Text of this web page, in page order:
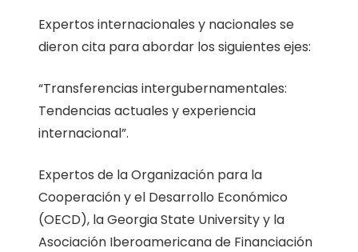
Expertos internacionales y nacionales se
dieron cita para abordar los siguientes ejes:
“Transferencias intergubernamentales:
Tendencias actuales y experiencia
internacional”.
Expertos de la Organización para la
Cooperación y el Desarrollo Económico
(OECD), la Georgia State University y la
Asociación Iberoamericana de Financiación